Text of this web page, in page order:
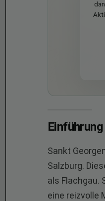
Sankt
Salzburg.
als Flachgau.
eine reizvolle